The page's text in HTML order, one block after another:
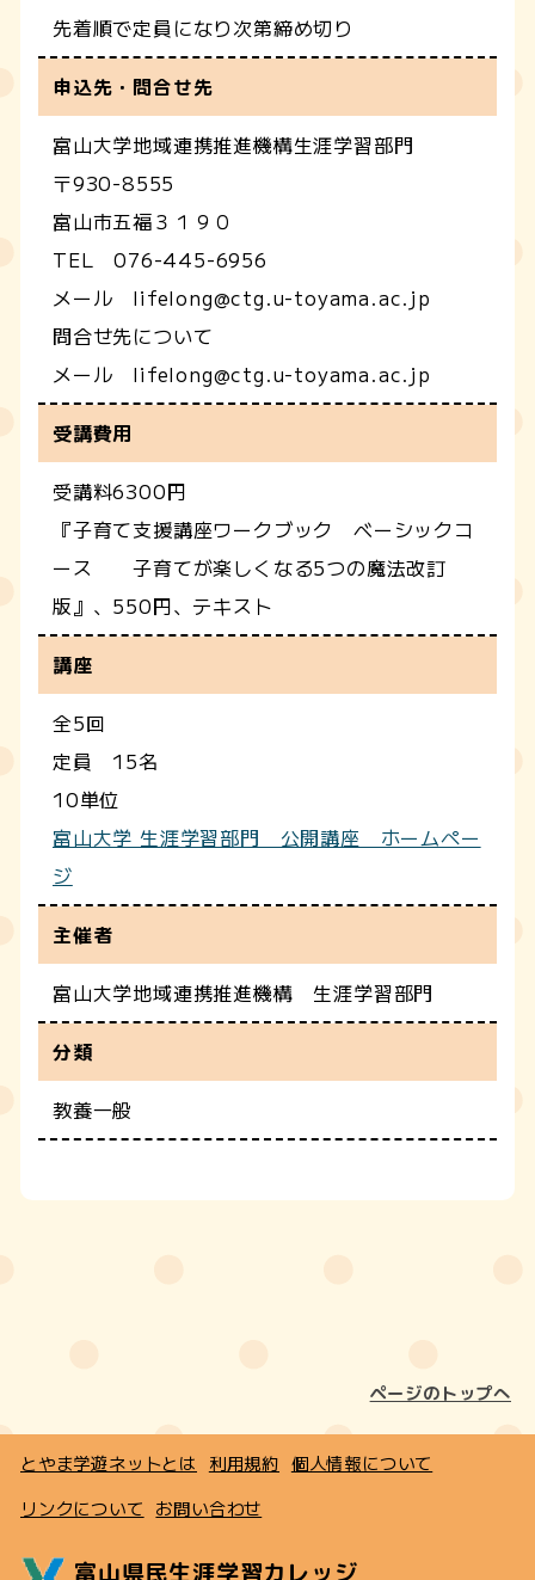
先着順で定員になり次第締め切り
申込先・問合せ先
富山大学地域連携推進機構生涯学習部門
〒930-8555
富山市五福３１９０
TEL 076-445-6956
メール lifelong@ctg.u-toyama.ac.jp
問合せ先について
メール lifelong@ctg.u-toyama.ac.jp
受講費用
受講料6300円
『子育て支援講座ワークブック ベーシックコ
ース 子育てが楽しくなる5つの魔法改訂
版』、550円、テキスト
講座
全5回
定員 15名
10単位
富山大学 生涯学習部門 公開講座 ホームペー
ジ
主催者
富山大学地域連携推進機構 生涯学習部門
分類
教養一般
ページのトップへ
とやま学遊ネットとは 利用規約 個人情報について
リンクについて お問い合わせ
富山県民生涯学習カレッジ